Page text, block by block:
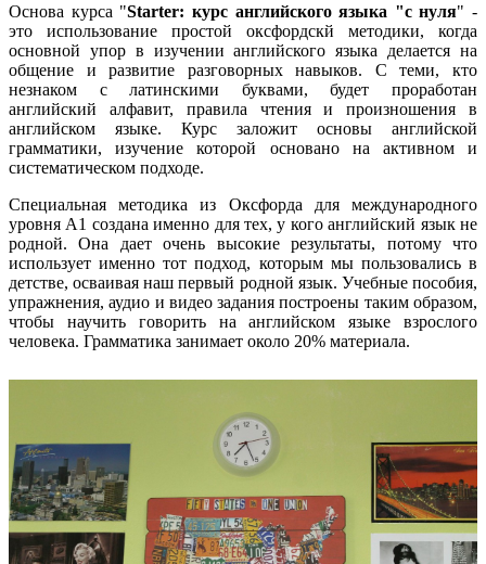
Основа курса "Starter: курс английского языка "с нуля" -
это использование простой оксфордскй методики, когда
основной упор в изучении английского языка делается на
общение и развитие разговорных навыков. С теми, кто
незнаком с латинскими буквами, будет проработан
английский алфавит, правила чтения и произношения в
английском языке. Курс заложит основы английской
грамматики, изучение которой основано на активном и
систематическом подходе.
Специальная методика из Оксфорда для международного
уровня A1 создана именно для тех, у кого английский язык не
родной. Она дает очень высокие результаты, потому что
использует именно тот подход, которым мы пользовались в
детстве, осваивая наш первый родной язык. Учебные пособия,
упражнения, аудио и видео задания построены таким образом,
чтобы научить говорить на английском языке взрослого
человека. Грамматика занимает около 20% материала.